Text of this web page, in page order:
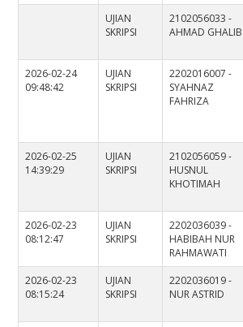
UJIAN
SKRIPSI
2102056033 -
AHMAD GHALIB
2026-02-24
09:48:42
UJIAN
SKRIPSI
2202016007 -
SYAHNAZ
FAHRIZA
2026-02-25
14:39:29
UJIAN
SKRIPSI
2102056059 -
HUSNUL
KHOTIMAH
2026-02-23
08:12:47
UJIAN
SKRIPSI
2202036039 -
HABIBAH NUR
RAHMAWATI
2026-02-23
08:15:24
UJIAN
SKRIPSI
2202036019 -
NUR ASTRID